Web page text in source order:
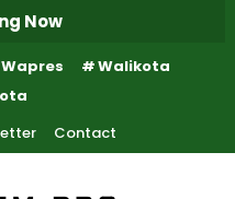
Now
Wapres
Walikota
Contact